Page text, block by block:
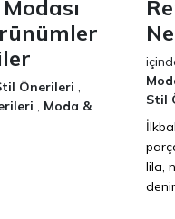
Önerileri ,
, Moda &
Stil
lila,